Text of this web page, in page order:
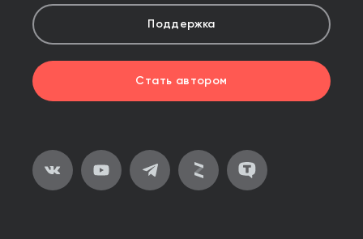
Поддержка
Стать автором